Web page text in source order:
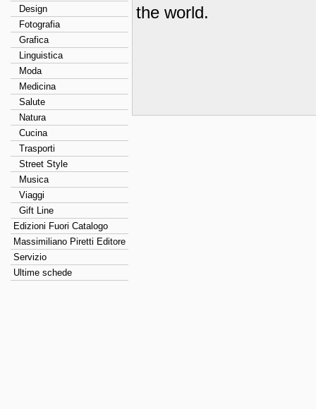
the world.
Design
Fotografia
Grafica
Linguistica
Moda
Medicina
Salute
Natura
Cucina
Trasporti
Street Style
Musica
Viaggi
Gift Line
Edizioni Fuori Catalogo
Massimiliano Piretti Editore
Servizio
Ultime schede